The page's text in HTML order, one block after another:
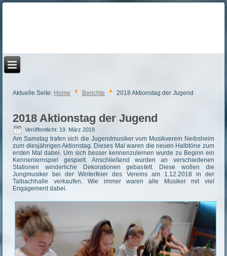
Aktuelle Seite: Home Berichte 2018 Aktionstag der Jugend
2018 Aktionstag der Jugend
Veröffentlicht: 19. März 2019
Am Samstag trafen sich die Jugendmusiker vom Musikverein Neibsheim
zum diesjährigen Aktionstag. Dieses Mal waren die neuen Halbtöne zum
ersten Mal dabei. Um sich besser kennenzulernen wurde zu Beginn ein
Kennenlernspiel gespielt. Anschließend wurden an verschiedenen
Stationen winderliche Dekorationen gebastelt. Diese wollen die
Jungmusiker bei der Winterfeier des Vereins am 1.12.2018 in der
Talbachhalle verkaufen. Wie immer waren alle Musiker mit viel
Engagement dabei.